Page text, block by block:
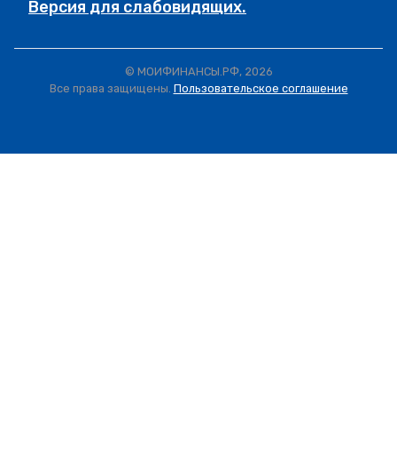
Версия для слабовидящих.
© МОИФИНАНСЫ.РФ, 2026
Все права защищены. Пользовательское соглашение